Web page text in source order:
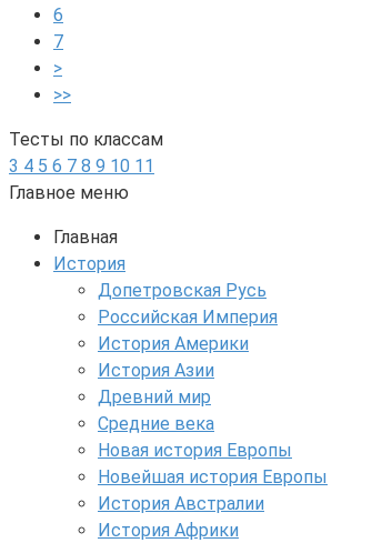
6
7
>
>>
Тесты по классам
3 4 5 6 7 8 9 10 11
Главное меню
Главная
История
Допетровская Русь
Российская Империя
История Америки
История Азии
Древний мир
Средние века
Новая история Европы
Новейшая история Европы
История Австралии
История Африки